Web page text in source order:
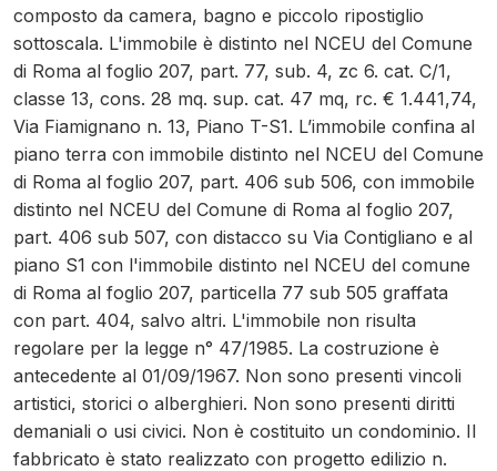
composto da camera, bagno e piccolo ripostiglio
sottoscala. L'immobile è distinto nel NCEU del Comune
di Roma al foglio 207, part. 77, sub. 4, zc 6. cat. C/1,
classe 13, cons. 28 mq. sup. cat. 47 mq, rc. € 1.441,74,
Via Fiamignano n. 13, Piano T-S1. L’immobile confina al
piano terra con immobile distinto nel NCEU del Comune
di Roma al foglio 207, part. 406 sub 506, con immobile
distinto nel NCEU del Comune di Roma al foglio 207,
part. 406 sub 507, con distacco su Via Contigliano e al
piano S1 con l'immobile distinto nel NCEU del comune
di Roma al foglio 207, particella 77 sub 505 graffata
con part. 404, salvo altri. L'immobile non risulta
regolare per la legge n° 47/1985. La costruzione è
antecedente al 01/09/1967. Non sono presenti vincoli
artistici, storici o alberghieri. Non sono presenti diritti
demaniali o usi civici. Non è costituito un condominio. Il
fabbricato è stato realizzato con progetto edilizio n.